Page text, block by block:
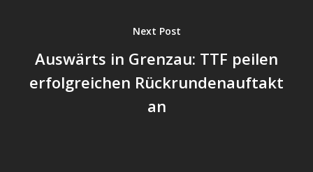
Next Post
Auswärts in Grenzau: TTF peilen
erfolgreichen Rückrundenauftakt
an